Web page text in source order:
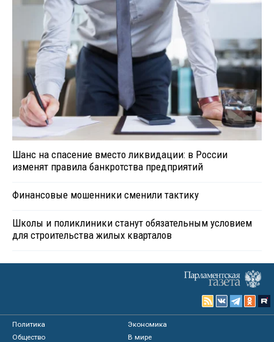
Шанс на спасение вместо ликвидации: в России
изменят правила банкротства предприятий
Финансовые мошенники сменили тактику
Школы и поликлиники станут обязательным условием
для строительства жилых кварталов
Политика
Экономика
Общество
В мире